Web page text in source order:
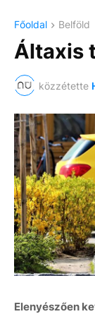
Főoldal Belföld
Áltaxis
közzétette
Elenyészően